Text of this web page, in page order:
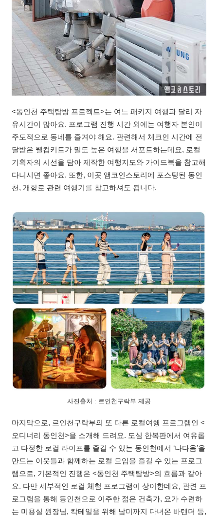
<동인천 주택탐방 프로젝트>는 여느 패키지 여행과 달리 자
유시간이 많아요. 프로그램 진행 시간 외에는 여행자 본인이
주도적으로 동네를 즐겨야 해요. 관련해서 체크인 시간에 전
달받은 웰컴키트가 밀도 높은 여행을 서포트하는데요, 로컬
기획자의 시선을 담아 제작한 여행지도와 가이드북을 참고해
다니시면 좋아요. 또한, 이곳 앰코인스토리에 포스팅된 동인
천, 개항로 관련 여행기를 참고하셔도 됩니다.
사진출처 : 르인천구락부 제공
마지막으로, 르인천구락부의 또 다른 로컬여행 프로그램인 <
오디너리 동인천>을 소개해 드려요. 도심 한복판에서 여유롭
고 다정한 로컬 라이프를 즐길 수 있는 동인천에서 ‘나다움’을
만드는 이웃들과 함께하는 로컬 모임을 즐길 수 있는 프로그
램으로, 기본적인 진행은 <동인천 주택탐방>의 흐름과 같아
요. 다만 세부적인 로컬 체험 프로그램이 상이한데요, 관련 프
로그램을 통해 동인천으로 이주한 젊은 건축가, 요가 수련하
는 미용실 원장님, 칵테일을 위해 남미까지 다녀온 바텐더 등,